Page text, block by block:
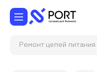
Ремонт цепей